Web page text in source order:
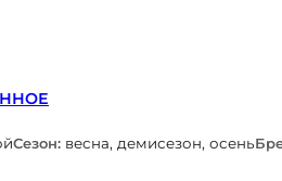
Сезон: весна, демисезон, осень